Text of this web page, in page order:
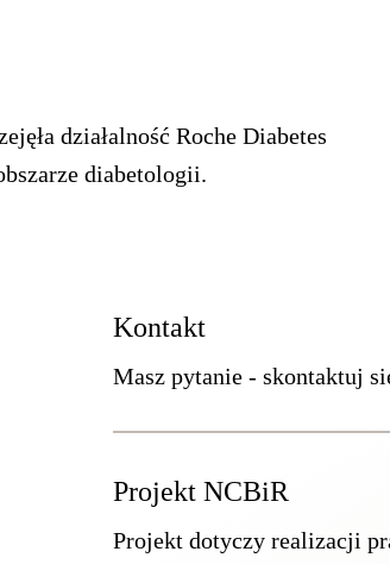
działalność Roche Diabetes
diabetologii.
Kontakt
Masz pytanie - skontaktuj
Projekt NCBiR
Projekt dotyczy realizacji